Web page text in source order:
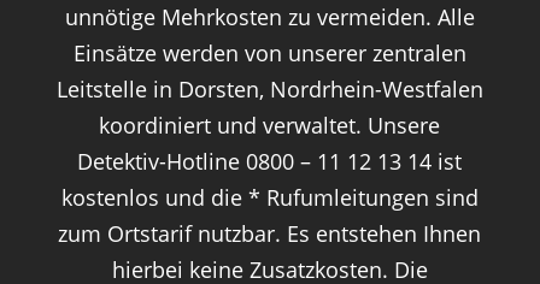
unnötige Mehrkosten zu vermeiden. Alle
Einsätze werden von unserer zentralen
Leitstelle in Dorsten, Nordrhein-Westfalen
koordiniert und verwaltet. Unsere
Detektiv-Hotline 0800 – 11 12 13 14 ist
kostenlos und die * Rufumleitungen sind
zum Ortstarif nutzbar. Es entstehen Ihnen
hierbei keine Zusatzkosten. Die